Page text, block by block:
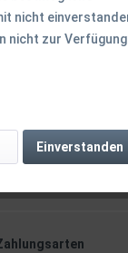
€ *
1 Stück
Sofort
Versand
Minuten-
nicht
nicht zur
Einverstanden